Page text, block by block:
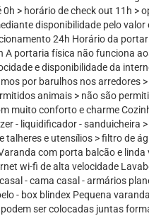
> horário de check out 11h >
disponibilidade pelo
24h Horário da
A portaria física não funciona
e disponibilidade da
por barulhos nos arredores
animais > não são
muito conforto e charme
- liquidificador - sanduicheira
talheres e utensílios > filtro de
com porta balcão e
wi-fi de alta velocidade
- cama casal - armários
- box blindex Pequena
ser colocadas juntas